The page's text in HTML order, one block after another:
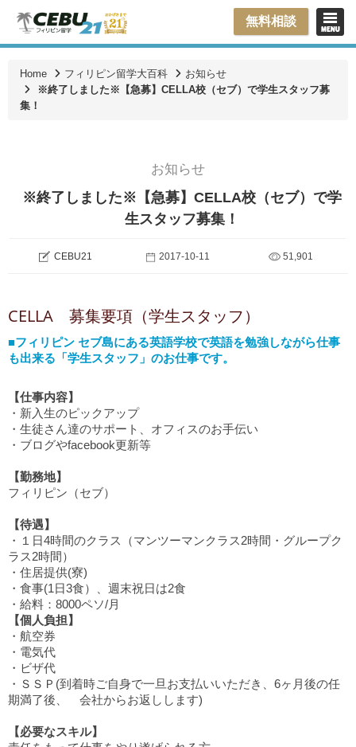
無料相談
Home フィリピン留学大百科
お知らせ
※終了しました※【急募】CELLA校（セブ）で学生スタッフ募
集！
お知らせ
※終了しました※【急募】CELLA校（セブ）で学
生スタッフ募集！
CEBU21 2017-10-11 51,901
CELLA 募集要項（学生スタッフ）
■フィリピン セブ島にある英語学校で英語を勉強しながら仕事
も出来る「学生スタッフ」のお仕事です。
【仕事内容】
・新入生のピックアップ
・生徒さん達のサポート、オフィスのお手伝い
・ブログやfacebook更新等
【勤務地】
フィリピン（セブ）
【待遇】
・１日4時間のクラス（マンツーマンクラス2時間・グループク
ラス2時間）
・住居提供(寮)
・食事(1日3食）、週末祝日は2食
・給料：8000ペソ/月
【個人負担】
・航空券
・電気代
・ビザ代
・ＳＳＰ(到着時ご自身で一旦お支払いいただき、6ヶ月後の任
期満了後、 会社からお返しします)
【必要なスキル】